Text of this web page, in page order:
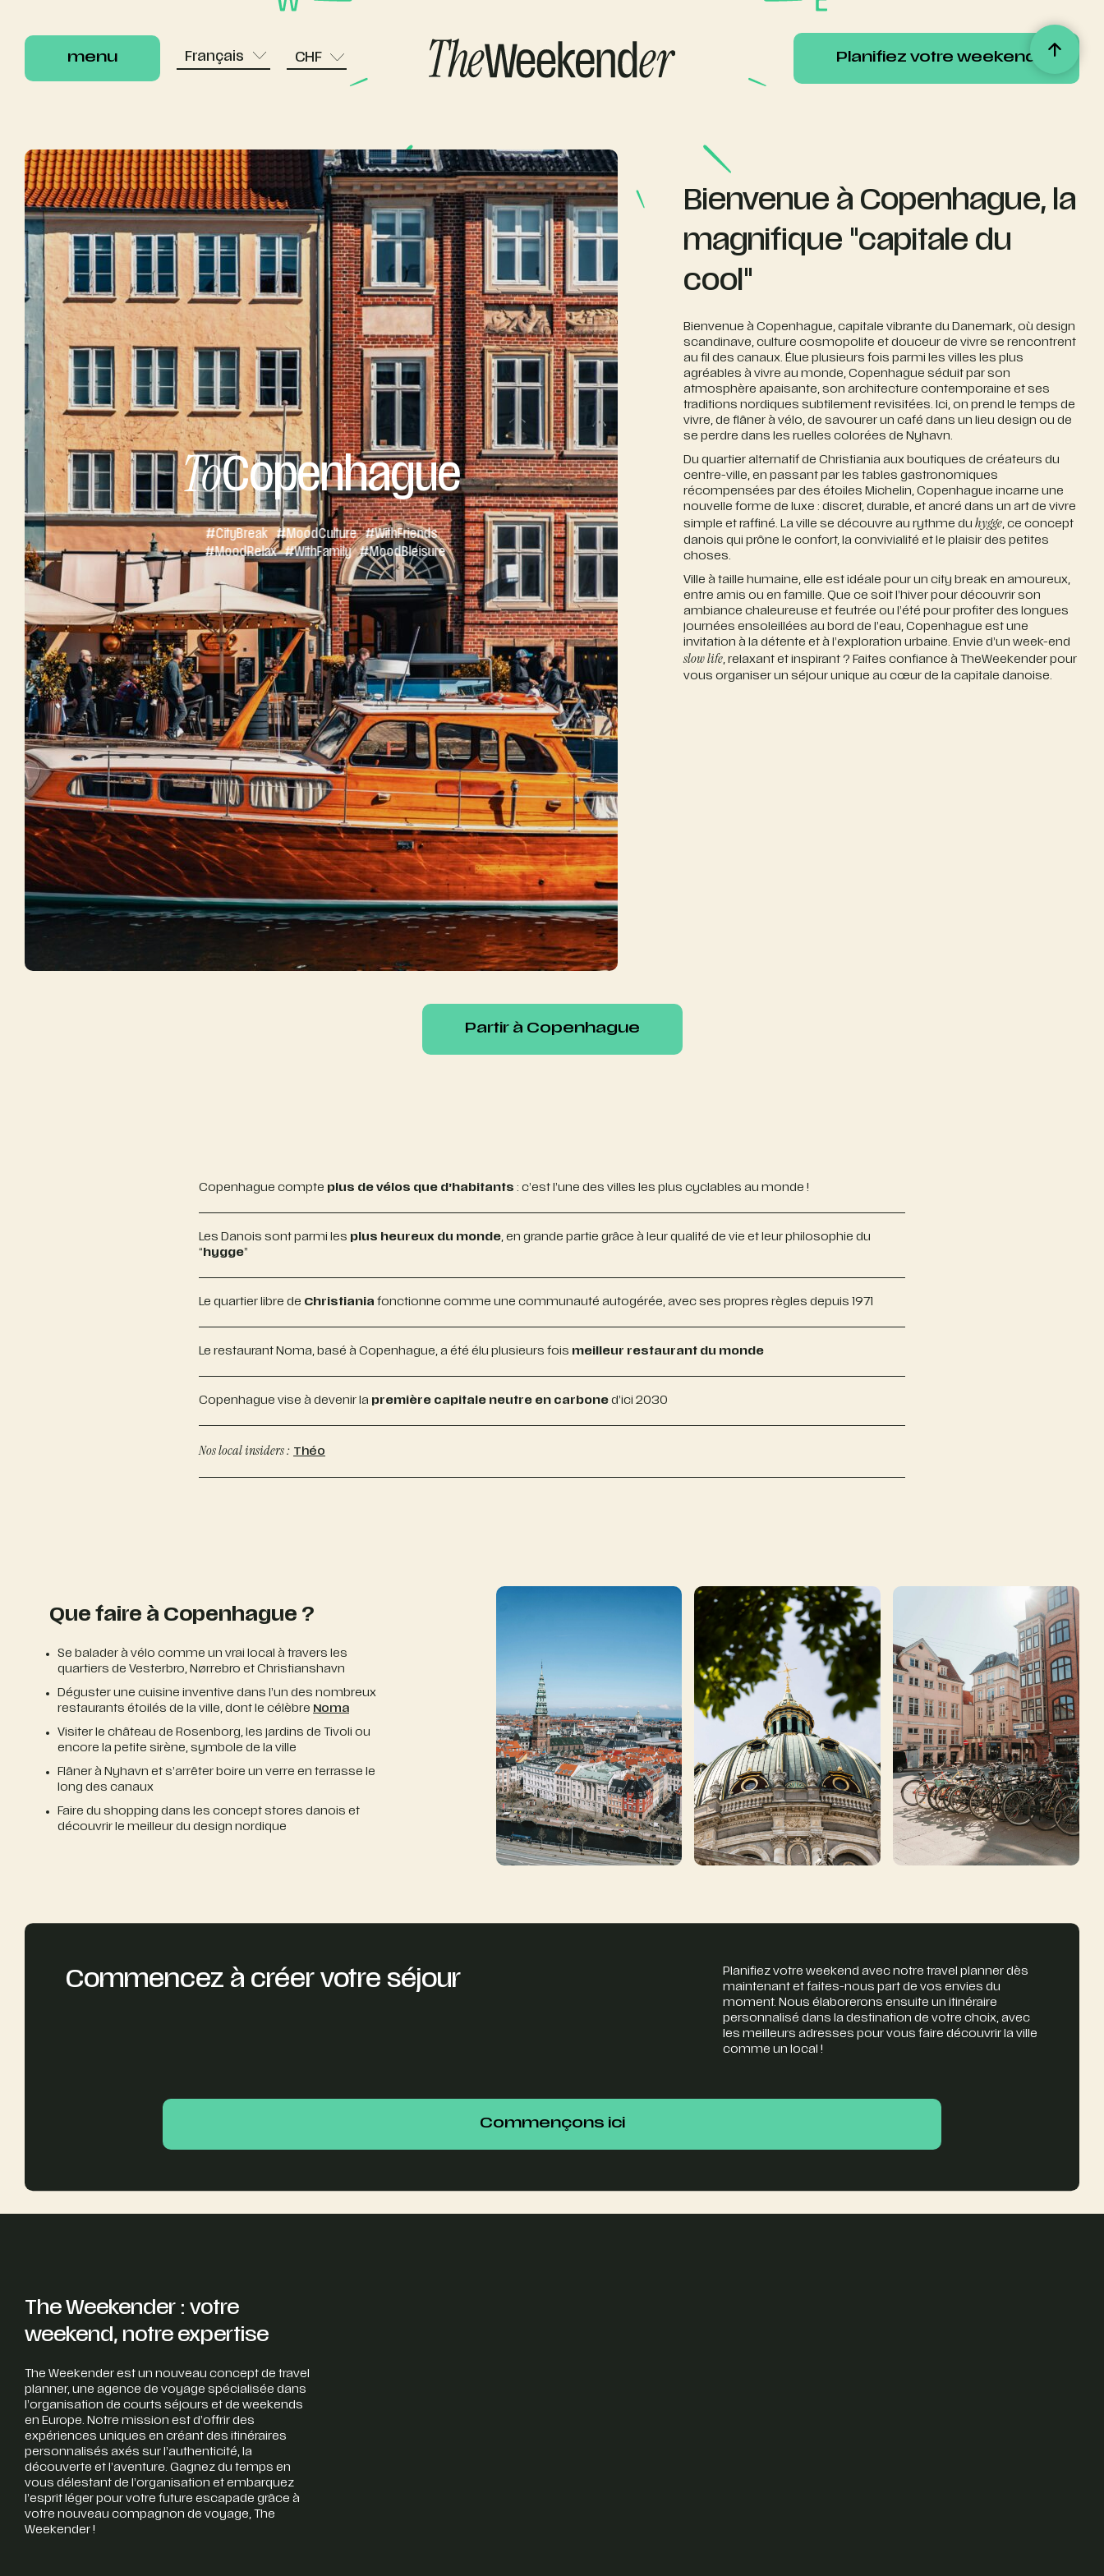
menu
Français CHF
Planifiez votre weekend
ToCopenhague
#CityBreak #MoodCulture #WithFriends
#MoodRelax #WithFamily #MoodBleisure
Bienvenue à Copenhague, la
magnifique "capitale du
cool"
Bienvenue à Copenhague, capitale vibrante du Danemark, où design
scandinave, culture cosmopolite et douceur de vivre se rencontrent
au fil des canaux. Élue plusieurs fois parmi les villes les plus
agréables à vivre au monde, Copenhague séduit par son
atmosphère apaisante, son architecture contemporaine et ses
traditions nordiques subtilement revisitées. Ici, on prend le temps de
vivre, de flâner à vélo, de savourer un café dans un lieu design ou de
se perdre dans les ruelles colorées de Nyhavn.
Du quartier alternatif de Christiania aux boutiques de créateurs du
centre-ville, en passant par les tables gastronomiques
récompensées par des étoiles Michelin, Copenhague incarne une
nouvelle forme de luxe : discret, durable, et ancré dans un art de vivre
simple et raffiné. La ville se découvre au rythme duhygge, ce concept
danois qui prône le confort, la convivialité et le plaisir des petites
choses.
Ville à taille humaine, elle est idéale pour un city break en amoureux,
entre amis ou en famille. Que ce soit l’hiver pour découvrir son
ambiance chaleureuse et feutrée ou l’été pour profiter des longues
journées ensoleillées au bord de l’eau, Copenhague est une
invitation à la détente et à l’exploration urbaine. Envie d’un week-end
slow life, relaxant et inspirant ? Faites confiance à TheWeekender pour
vous organiser un séjour unique au cœur de la capitale danoise.
Partir à Copenhague
Copenhague compte plus de vélos que d’habitants : c’est l’une des villes les plus cyclables au monde !
Les Danois sont parmi les plus heureux du monde, en grande partie grâce à leur qualité de vie et leur philosophie du
“ hygge”
Le quartier libre de Christiania fonctionne comme une communauté autogérée, avec ses propres règles depuis 1971
Le restaurant Noma, basé à Copenhague, a été élu plusieurs fois meilleur restaurant du monde
Copenhague vise à devenir la première capitale neutre en carbone d’ici 2030
Nos local insiders : Théo
Que faire à Copenhague ?
Se balader à vélo comme un vrai local à travers les
quartiers de Vesterbro, Nørrebro et Christianshavn
Déguster une cuisine inventive dans l’un des nombreux
restaurants étoilés de la ville, dont le célèbre Noma
Visiter le château de Rosenborg, les jardins de Tivoli ou
encore la petite sirène, symbole de la ville
Flâner à Nyhavn et s’arrêter boire un verre en terrasse le
long des canaux
Faire du shopping dans les concept stores danois et
découvrir le meilleur du design nordique
Commencez à créer votre séjour
Planifiez votre weekend avec notre travel planner dès
maintenant et faites-nous part de vos envies du
moment. Nous élaborerons ensuite un itinéraire
personnalisé dans la destination de votre choix, avec
les meilleurs adresses pour vous faire découvrir la ville
comme un local !
Commençons ici
The Weekender : votre
weekend, notre expertise
The Weekender est un nouveau concept de travel
planner, une agence de voyage spécialisée dans
l’organisation de courts séjours et de weekends
en Europe. Notre mission est d’offrir des
expériences uniques en créant des itinéraires
personnalisés axés sur l’authenticité, la
découverte et l’aventure. Gagnez du temps en
vous délestant de l’organisation et embarquez
l’esprit léger pour votre future escapade grâce à
votre nouveau compagnon de voyage, The
Weekender !